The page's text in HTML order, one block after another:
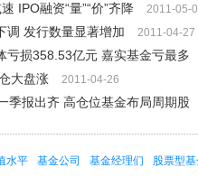
IPO融资“量”“价”齐降
2011-05-
调 发行数量显著增加 2011-04-27
亏损358.53亿元 嘉实基金亏最多
大盘涨 2011-04-26
季报出齐 高仓位基金布局周期股
水平 基金公司 基金经理们 股票型